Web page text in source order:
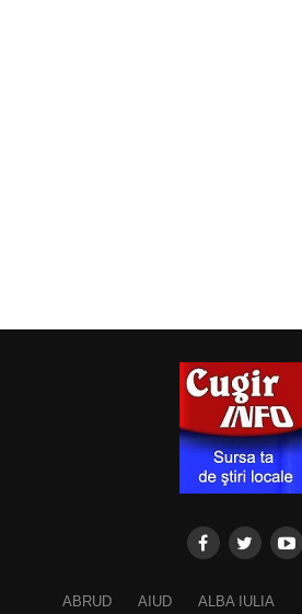
ABRUD AIUD ALBA IULIA